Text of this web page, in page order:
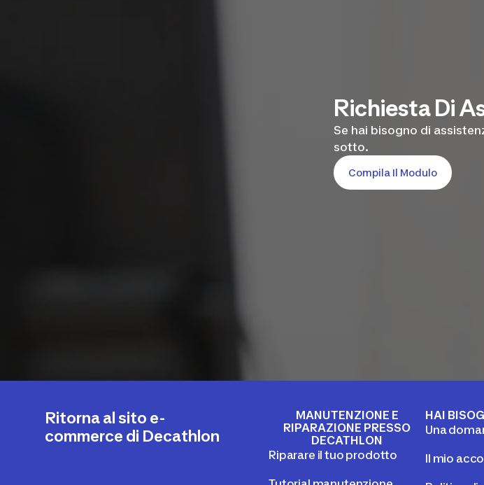
Richiesta Di
Se hai bisogno di
sotto.
Compila Il Modulo
Ritorna al sito e-
commerce di Decathlon
MANUTENZIONE E
RIPARAZIONE PRESSO
DECATHLON
Riparare il tuo prodotto
HAI
Una
Il mio